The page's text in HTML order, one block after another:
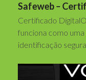
Safeweb –
Certificado
funciona como
identificação